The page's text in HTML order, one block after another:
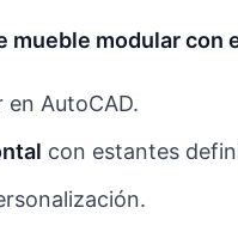
mueble modular con
en AutoCAD.
con estantes